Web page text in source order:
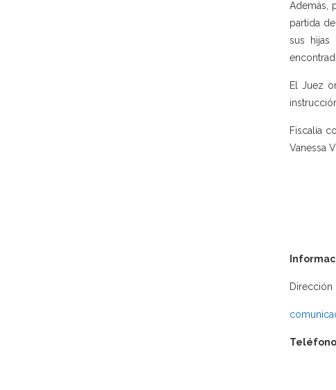
Además,
partida
sus hijas
El Juez
Fiscalía
Vanessa V.
Dirección